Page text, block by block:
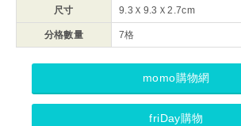
尺寸 9.3Ｘ9.3Ｘ2.7cm
分格數量 7格
momo購物網
friDay購物